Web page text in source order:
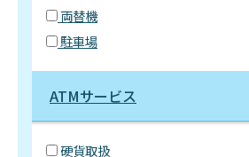
両替機
駐車場
ATMサービス
硬貨取扱